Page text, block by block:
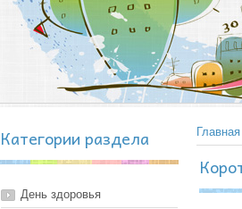
Категории раздела
День здоровья
Главная